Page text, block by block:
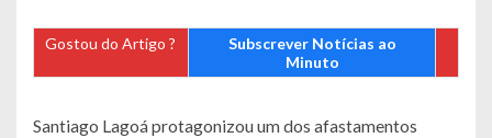
Gostou do Artigo ?
Subscrever Notícias ao
Minuto
Santiago Lagoá protagonizou um dos afastamentos